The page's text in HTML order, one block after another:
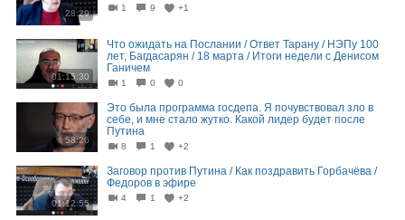
28:29
1 9 +1
01:15:30
Что ожидать на Послании / Ответ Тарану / НЭПу 100
лет, Багдасарян / 18 марта / Итоги недели с Денисом
Ганичем
1 0 0
58:26
Это была программа госдепа. Я почувствовал зло в
себе, и мне стало жутко. Какой лидер будет после
Путина
8 1 +2
01:12:55
Заговор против Путина / Как поздравить Горбачёва /
Федоров в эфире
4 1 +2